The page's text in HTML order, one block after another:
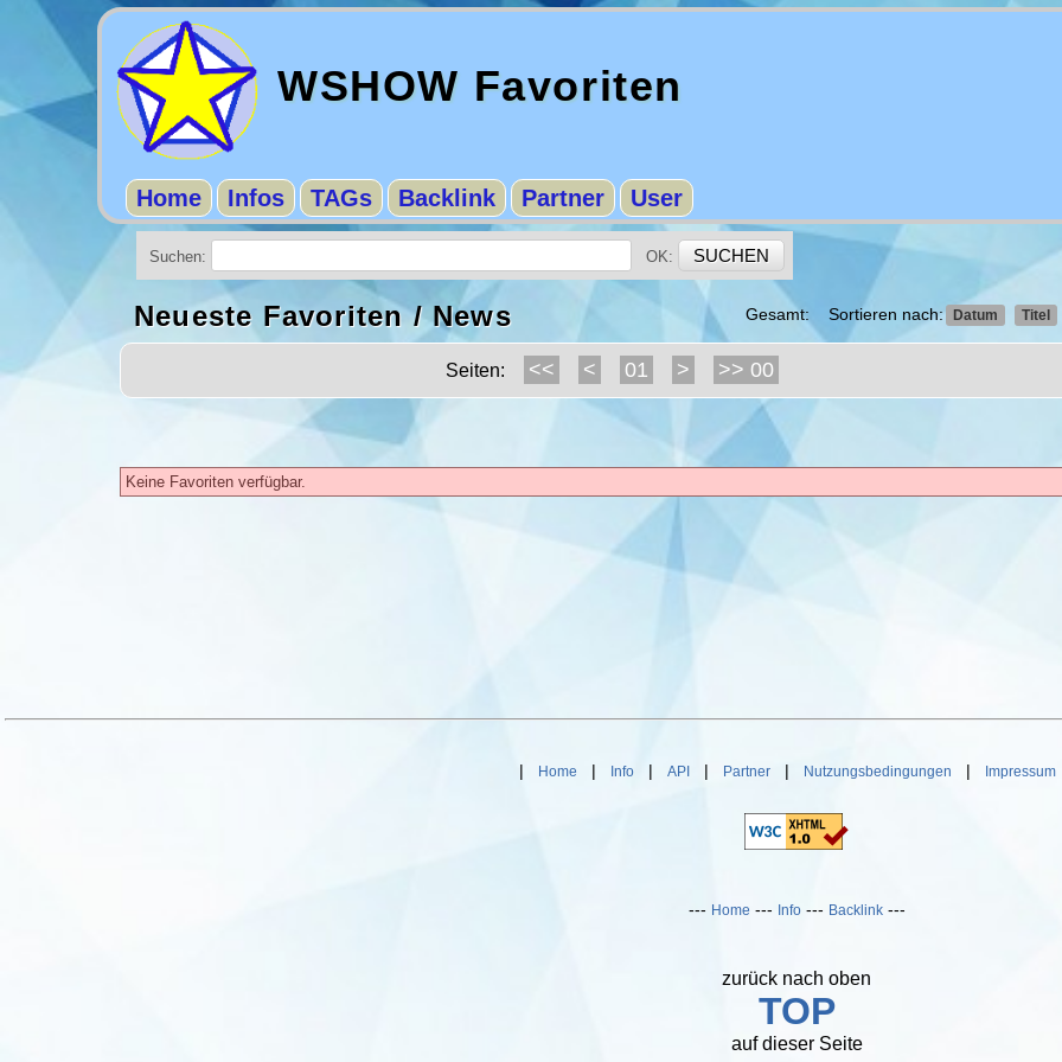
WSHOW Favoriten
Home Infos TAGs Backlink Partner User
Suchen: OK:
Gesamt: Sortieren nach: Datum Titel
Neueste Favoriten / News
Seiten: << < 01 > >> 00
Keine Favoriten verfügbar.
| Home | Info| API| Partner| Nutzungsbedingungen | Impressum
--- Home --- Info--- Backlink---
zurück nach oben
TOP
auf dieser Seite